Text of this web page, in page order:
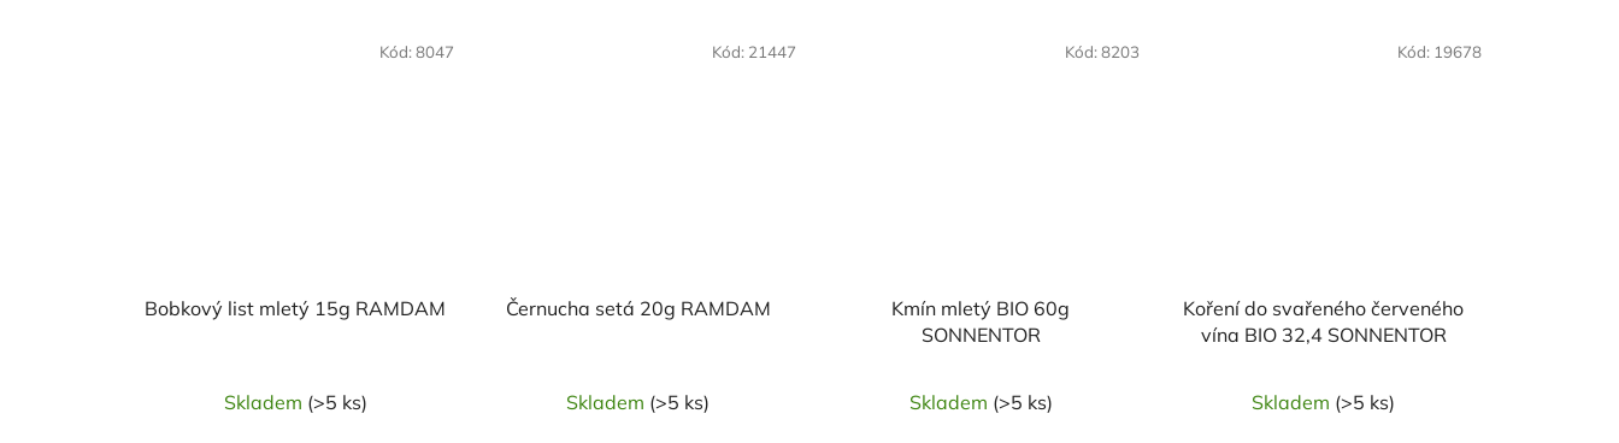
Bobkový list mletý 15g RAMDAM
Skladem (>5 ks)
Kód: 8047
Černucha setá 20g RAMDAM
Skladem (>5 ks)
Kód: 21447
Kmín mletý BIO 60g
SONNENTOR
Skladem (>5 ks)
Kód: 8203
Koření do svařeného červeného
vína BIO 32,4 SONNENTOR
Skladem (>5 ks)
Kód: 19678